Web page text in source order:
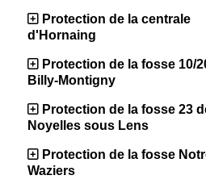
Protection de la centrale
d'Hornaing
Protection de la fosse 10/
Billy-Montigny
Protection de la fosse 23
Noyelles sous Lens
Protection de la fosse
Waziers